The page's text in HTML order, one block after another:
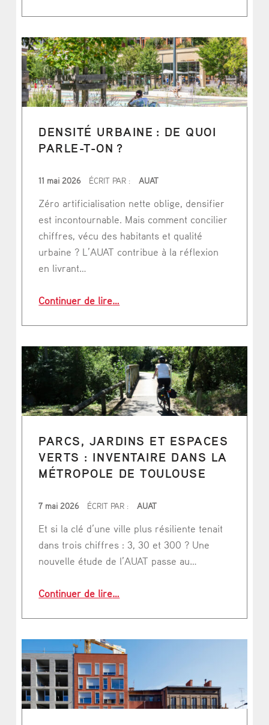
DENSITÉ URBAINE : DE QUOI
PARLE-T-ON ?
11 mai 2026 ÉCRIT PAR : AUAT
Zéro artificialisation nette oblige, densifier
est incontournable. Mais comment concilier
chiffres, vécu des habitants et qualité
urbaine ? L’AUAT contribue à la réflexion
en livrant…
Continuer de lire…
PARCS, JARDINS ET ESPACES
VERTS : INVENTAIRE DANS LA
MÉTROPOLE DE TOULOUSE
7 mai 2026 ÉCRIT PAR : AUAT
Et si la clé d’une ville plus résiliente tenait
dans trois chiffres : 3, 30 et 300 ? Une
nouvelle étude de l’AUAT passe au…
Continuer de lire…